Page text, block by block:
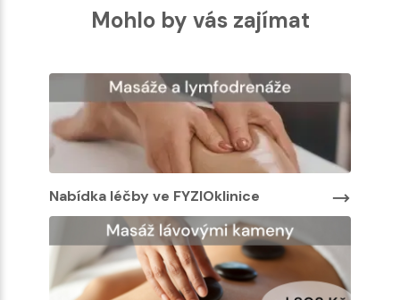
Mohlo by vás zajímat
Nabídka léčby ve FYZIOklinice